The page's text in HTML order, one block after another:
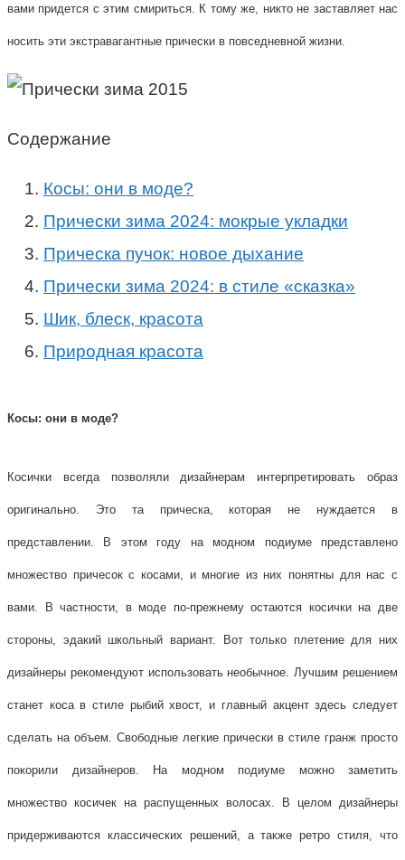
вами придется с этим смириться. К тому же, никто не заставляет нас
носить эти экстравагантные прически в повседневной жизни.
Содержание
Косы: они в моде?
Прически зима 2024: мокрые укладки
Прическа пучок: новое дыхание
Прически зима 2024: в стиле «сказка»
Шик, блеск, красота
Природная красота
Косы: они в моде?
Косички всегда позволяли дизайнерам интерпретировать образ
оригинально. Это та прическа, которая не нуждается в
представлении. В этом году на модном подиуме представлено
множество причесок с косами, и многие из них понятны для нас с
вами. В частности, в моде по-прежнему остаются косички на две
стороны, эдакий школьный вариант. Вот только плетение для них
дизайнеры рекомендуют использовать необычное. Лучшим решением
станет коса в стиле рыбий хвост, и главный акцент здесь следует
сделать на объем. Свободные легкие прически в стиле гранж просто
покорили дизайнеров. На модном подиуме можно заметить
множество косичек на распущенных волосах. В целом дизайнеры
придерживаются классических решений, а также ретро стиля, что